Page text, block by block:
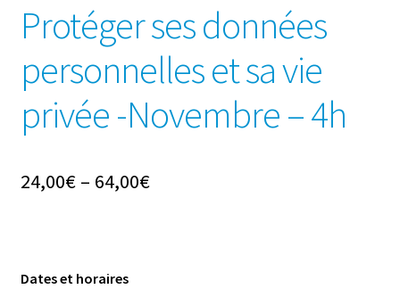
Protéger ses données
personnelles et sa vie
privée -Novembre – 4h
24,00€– 64,00€
Dates et horaires